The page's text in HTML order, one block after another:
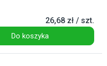
26,68 zł / szt.
Do koszyka